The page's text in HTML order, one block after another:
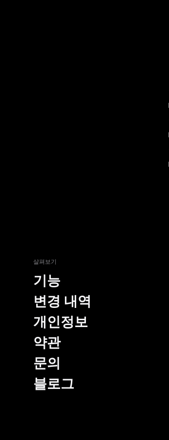
살펴보기
기능
변경 내역
개인정보
약관
문의
블로그